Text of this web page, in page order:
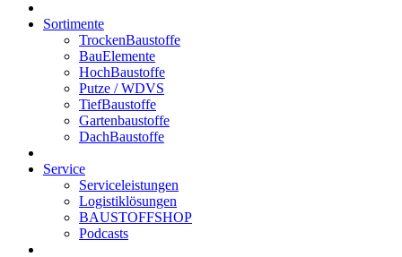
Sortimente
TrockenBaustoffe
BauElemente
HochBaustoffe
Putze / WDVS
TiefBaustoffe
Gartenbaustoffe
DachBaustoffe
Service
Serviceleistungen
Logistiklösungen
BAUSTOFFSHOP
Podcasts